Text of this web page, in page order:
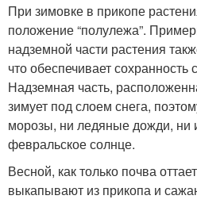
При зимовке в прикопе
положение “полулежа”.
надземной части растения
что обеспечивает
Надземная часть,
зимует под слоем снега,
морозы, ни ледяные дожди,
февральское солнце.
Весной, как только почва
выкапывают из прикопа и